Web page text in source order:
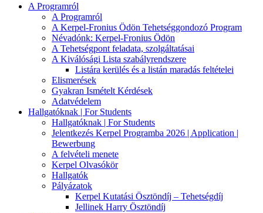
A Programról
A Programról
A Kerpel-Fronius Ödön Tehetséggondozó Program
Névadónk: Kerpel-Fronius Ödön
A Tehetségpont feladata, szolgáltatásai
A Kiválósági Lista szabályrendszere
Listára kerülés és a listán maradás feltételei
Elismerések
Gyakran Ismételt Kérdések
Adatvédelem
Hallgatóknak | For Students
Hallgatóknak | For Students
Jelentkezés Kerpel Programba 2026 | Application |
Bewerbung
A felvételi menete
Kerpel Olvasókör
Hallgatók
Pályázatok
Kerpel Kutatási Ösztöndíj – Tehetségdíj
Jellinek Harry Ösztöndíj